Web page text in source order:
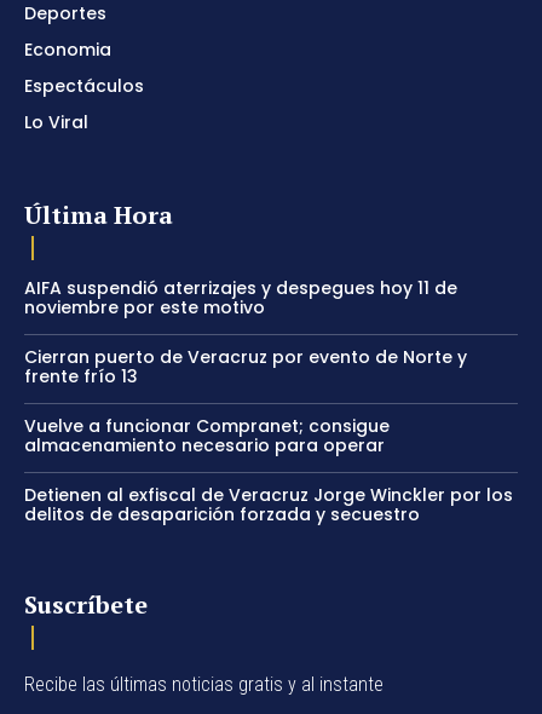
Deportes
Economia
Espectáculos
Lo Viral
Última Hora
AIFA suspendió aterrizajes y despegues hoy 11 de
noviembre por este motivo
Cierran puerto de Veracruz por evento de Norte y
frente frío 13
Vuelve a funcionar Compranet; consigue
almacenamiento necesario para operar
Detienen al exfiscal de Veracruz Jorge Winckler por los
delitos de desaparición forzada y secuestro
Suscríbete
Recibe las últimas noticias gratis y al instante